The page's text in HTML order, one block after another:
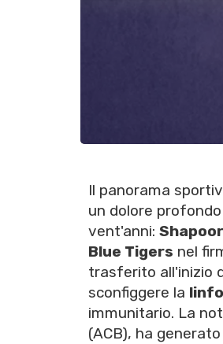
Il panorama
un dolore
vent'anni:
Blue Tigers nel
trasferito all'inizio
sconfiggere la
immunitario. La
(ACB), ha